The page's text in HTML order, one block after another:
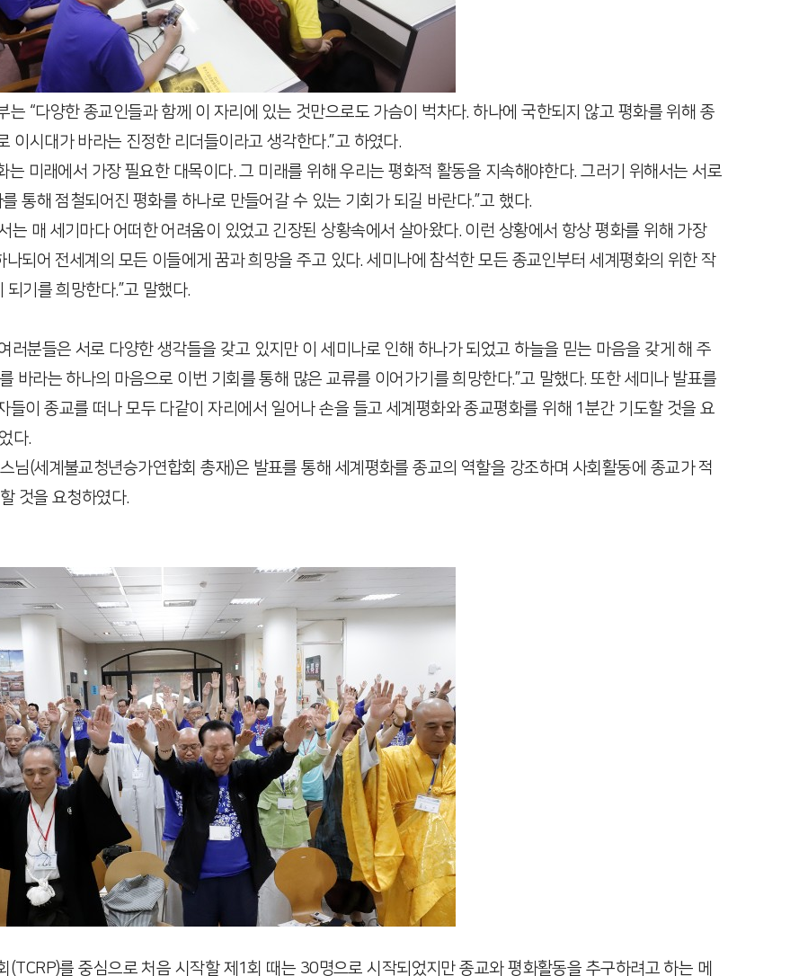
“다양한 종교인들과 함께 이 자리에 있는 것만으로도 가슴이 벅차다. 하나에 국한되지 않고 평화를 위해 종
이시대가 바라는 진정한 리더들이라고 생각한다.”고 하였다.
미래에서 가장 필요한 대목이다. 그 미래를 위해 우리는 평화적 활동을 지속해야한다. 그러기 위해서는 서로
통해 점철되어진 평화를 하나로 만들어갈 수 있는 기회가 되길 바란다.”고 했다.
는 매 세기마다 어떠한 어려움이 있었고 긴장된 상황속에서 살아왔다. 이런 상황에서 항상 평화를 위해 가장
되어 전세계의 모든 이들에게 꿈과 희망을 주고 있다. 세미나에 참석한 모든 종교인부터 세계평화의 위한 작
기를 희망한다.”고 말했다.
러분들은 서로 다양한 생각들을 갖고 있지만 이 세미나로 인해 하나가 되었고 하늘을 믿는 마음을 갖게 해 주
바라는 하나의 마음으로 이번 기회를 통해 많은 교류를 이어가기를 희망한다.”고 말했다. 또한 세미나 발표를
이 종교를 떠나 모두 다같이 자리에서 일어나 손을 들고 세계평화와 종교평화를 위해 1분간 기도할 것을 요
다.
님(세계불교청년승가연합회 총재)은 발표를 통해 세계평화를 종교의 역할을 강조하며 사회활동에 종교가 적
것을 요청하였다.
를 중심으로 처음 시작할 제1회 때는 30명으로 시작되었지만 종교와 평화활동을 추구하려고 하는 메